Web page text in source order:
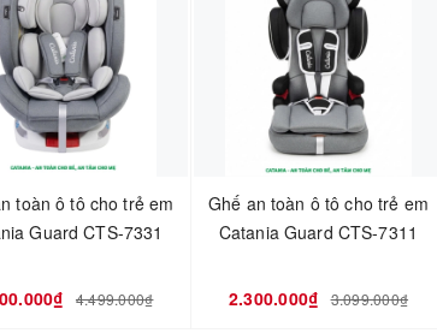
toàn ô tô cho trẻ em
Guard CTS-7331
4.499.000₫
Ghế an toàn ô tô cho trẻ em
Catania Guard CTS-7311
2.300.000₫ 3.099.000₫